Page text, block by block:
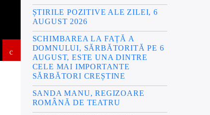
ȘTIRILE POZITIVE ALE ZILEI, 6
AUGUST 2026
SCHIMBAREA LA FAȚĂ A
DOMNULUI, SĂRBĂTORITĂ PE 6
AUGUST, ESTE UNA DINTRE
CELE MAI IMPORTANTE
SĂRBĂTORI CREȘTINE
SANDA MANU, REGIZOARE
ROMÂNĂ DE TEATRU